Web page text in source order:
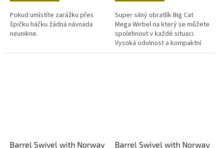
Pokud umístíte zarážku přes
špičku háčku žádná návnada
neunikne.
Super silný obratlík Big Cat
Mega Wirbel na který se můžete
spolehnout v každé situaci.
Vysoká odolnost a kompaktní
velikost. V balení 5kusů, síla
Barrel Swivel with Norway Barrel Swivel with Norway